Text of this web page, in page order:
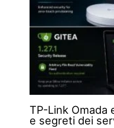
TP-Link Omada
e segreti dei